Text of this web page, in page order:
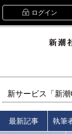
ログイン
新サービス「新
最新記事 執筆